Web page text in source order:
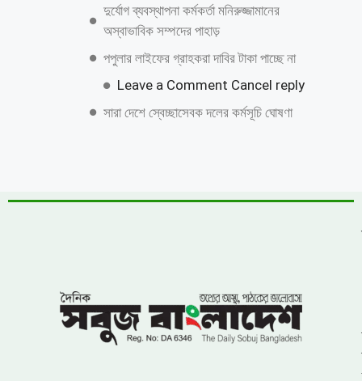
দুর্যোগ ব্যবস্থাপনা কর্মকর্তা মনিরুজ্জামানের
অস্বাভাবিক সম্পদের পাহাড়
পপুলার লাইফের গ্রাহকরা দাবির টাকা পাচ্ছে না
Leave a Comment Cancel reply
সারা দেশে স্বেচ্ছাসেবক দলের কর্মসূচি ঘোষণা